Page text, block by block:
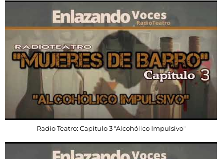
Radio Teatro: Capítulo 3 "Alcohólico Impulsivo"